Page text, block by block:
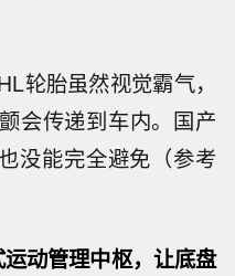
轮胎虽然视觉霸气，
会传递到车内。国产
没能完全避免（参考
动管理中枢，让底盘